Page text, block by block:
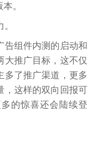
。
告组件内测的启动和
大推广目标，这不仅
多了推广渠道，更多
，这样的双向回报可
的惊喜还会陆续登